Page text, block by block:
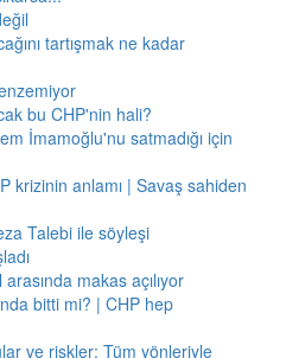
tartışmak ne kadar
bu CHP'nin hali?
İmamoğlu'nu satmadığı için
krizinin anlamı | Savaş sahiden
Talebi ile söyleşi
makas açılıyor
bitti mi? | CHP hep
ve riskler: Tüm yönleriyle